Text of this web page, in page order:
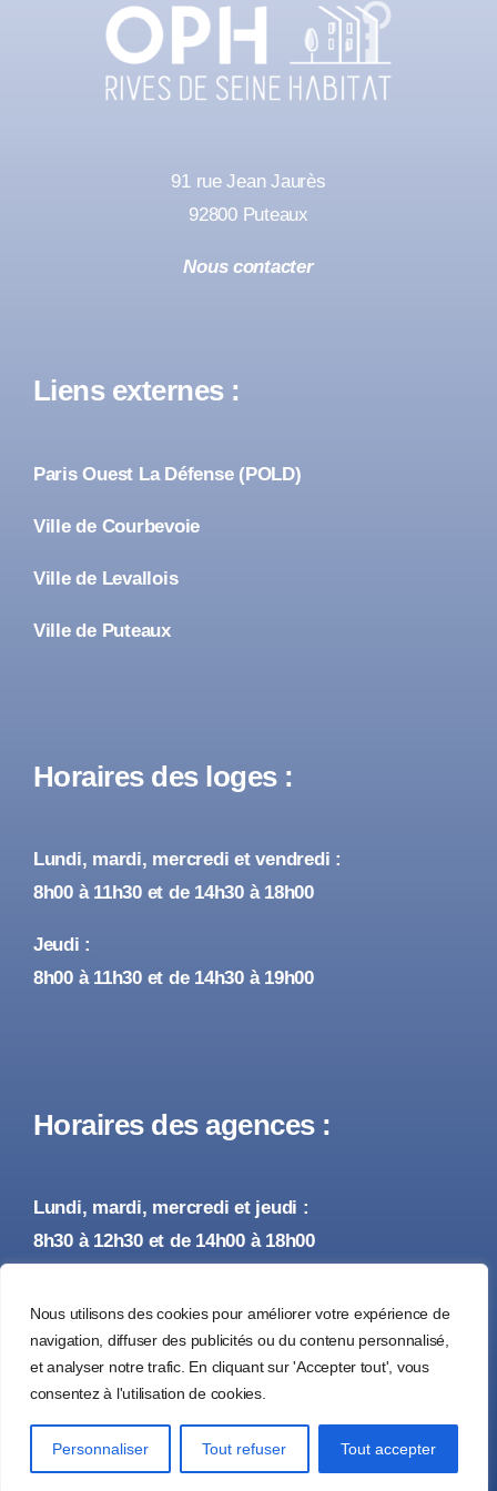
Nous utilisons des cookies pour améliorer votre expérience de
navigation, diffuser des publicités ou du contenu personnalisé,
et analyser notre trafic. En cliquant sur 'Accepter tout', vous
consentez à l'utilisation de cookies.
Personnaliser Tout refuser Tout accepter
91 rue Jean Jaurès
92800 Puteaux
Nous contacter
Liens externes :
Paris Ouest La Défense (POLD)
Ville de Courbevoie
Ville de Levallois
Ville de Puteaux
Horaires des loges :
Lundi, mardi, mercredi et vendredi :
8h00 à 11h30 et de 14h30 à 18h00
Jeudi :
8h00 à 11h30 et de 14h30 à 19h00
Horaires des agences :
Lundi, mardi, mercredi et jeudi :
8h30 à 12h30 et de 14h00 à 18h00
8h30 à 12h30 et de 14h00 à 17h00
© 2026 • Tous droits réservés •Mentions Légales